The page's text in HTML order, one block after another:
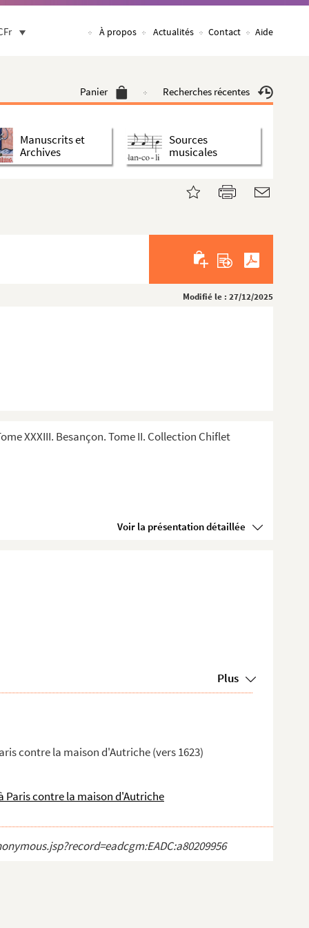
À propos Actualités Contact Aide
Panier Recherches récentes
Manuscrits et
Archives
Sources
musicales
Modifié le : 27/12/2025
XXXIII. Besançon. Tome II. Collection Chiflet
Voir la présentation détaillée
Plus
contre la maison d'Autriche (vers 1623)
Paris contre la maison d'Autriche